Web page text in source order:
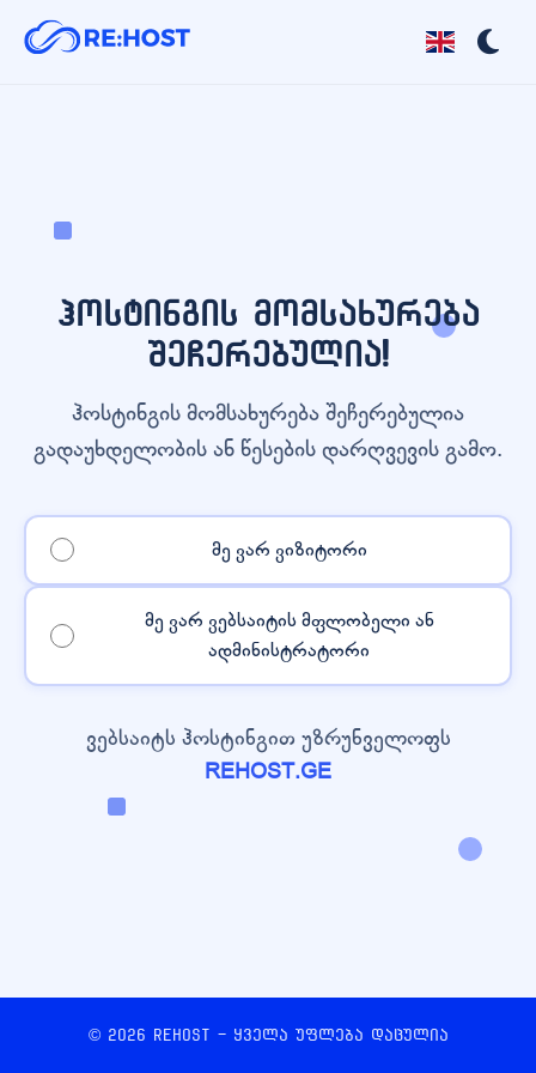
ჰოსტინგის მომსახურება
შეჩერებულია!
ჰოსტინგის მომსახურება შეჩერებულია
გადაუხდელობის ან წესების დარღვევის გამო.
მე ვარ ვიზიტორი
მე ვარ ვებსაიტის მფლობელი ან
ადმინისტრატორი
ვებსაიტს ჰოსტინგით უზრუნველოფს
REHOST.GE
© 2026 REHOST - ყველა უფლება დაცულია